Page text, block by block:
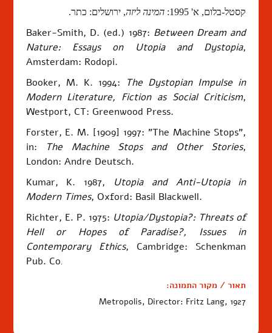
קסטל-בלום, א' 1995:
המינה ליזה, ירושלים: כתר.
Baker-Smith, D. (ed.) 1987: Between Dream and
Nature: Essays on Utopia and Dystopia,
Amsterdam: Rodopi.
Booker, M. K. 1994: The Dystopian Impulse in
Modern Literature, Fiction as Social Criticism,
Westport, CT: Greenwood Press.
Forster, E. M. [1909] 1997: "The Machine Stops",
in:
The Machine Stops and Other Stories,
London: Andre Deutsch.
Kumar, K. 1987, Utopia and Anti-Utopia in
Modern Times, Oxford: Basil Blackwell.
Richter, E. P. 1975: Utopia/Dystopia?: Threats of
Hell or Hopes of Paradise?, Issues in
Contemporary Ethics, Cambridge: Schenkman
Pub. Co
תאור / מקור התמונה:
Metropolis, Director: Fritz Lang, 1927